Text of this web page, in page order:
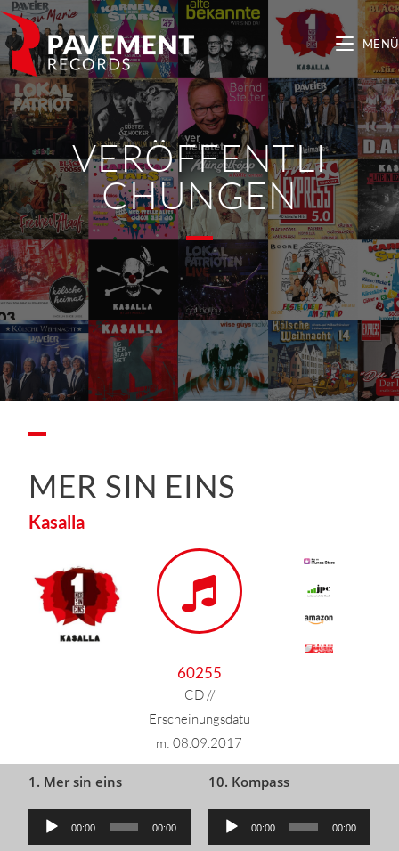
MENÜ
VERÖFFENTLI
CHUNGEN
MER SIN EINS
Kasalla
60255
CD //
Erscheinungsdatu
m: 08.09.2017
1. Mer sin eins
Audio-
Player
00:00 00:00
10. Kompass
Audio-
Player
00:00 00:00